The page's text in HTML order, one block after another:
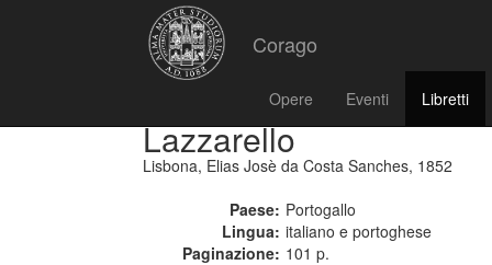
Corago
Opere Eventi Libretti
Lazzarello
Lisbona, Elias Josè da Costa Sanches, 1852
Paese: Portogallo
Lingua: italiano e portoghese
Paginazione: 101 p.